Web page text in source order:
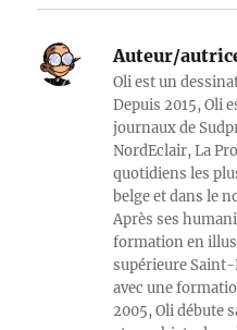
Auteur/
Oli est un
Depuis 2015, Oli
journaux de
NordEclair, La
quotidiens les
belge et dans le
Après ses
formation en
supérieure Saint-
avec une
2005, Oli débute